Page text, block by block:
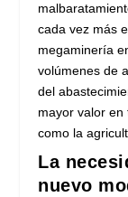
cada vez más
megaminería
volúmenes de
del
mayor valor en
como la
La
nuevo